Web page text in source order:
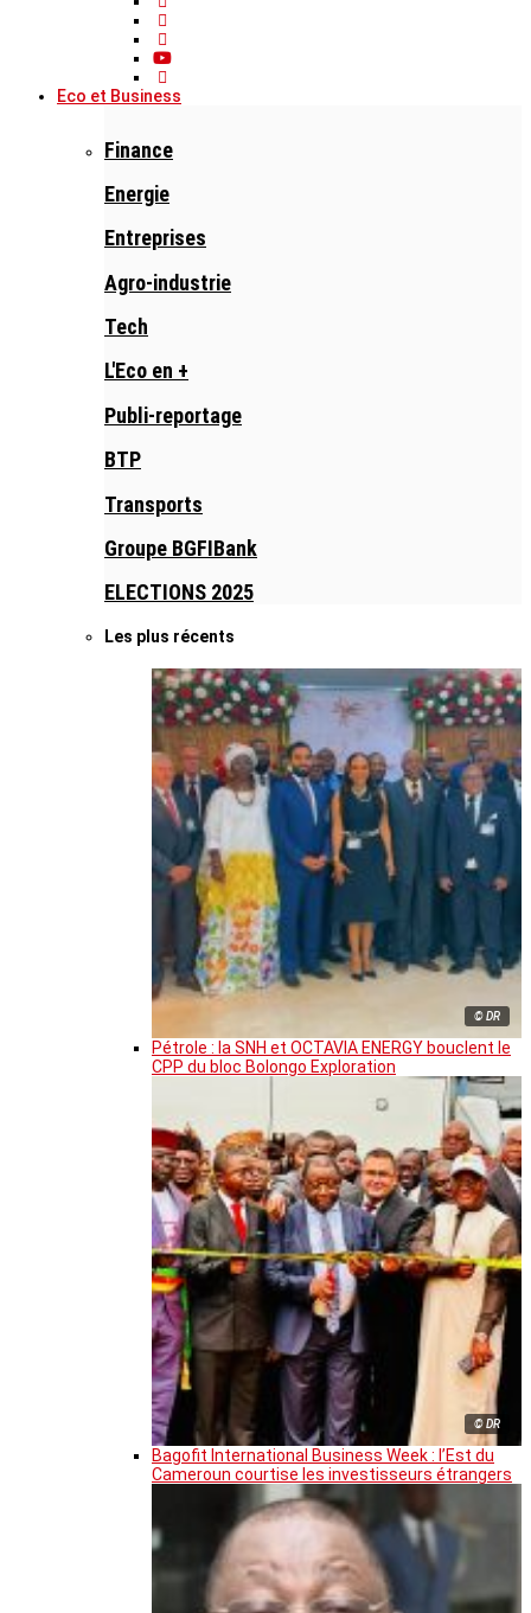
Eco et Business
Finance
Energie
Entreprises
Agro-industrie
Tech
L'Eco en +
Publi-reportage
BTP
Transports
Groupe BGFIBank
ELECTIONS 2025
Les plus récents
© DR
Pétrole : la SNH et OCTAVIA ENERGY bouclent le
CPP du bloc Bolongo Exploration
© DR
Bagofit International Business Week : l’Est du
Cameroun courtise les investisseurs étrangers